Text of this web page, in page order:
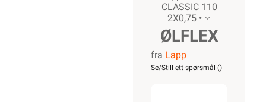
CLASSIC 110
2X0,75 •
ØLFLEX
CLASSIC
fra Lapp
Se/Still ett spørsmål ()